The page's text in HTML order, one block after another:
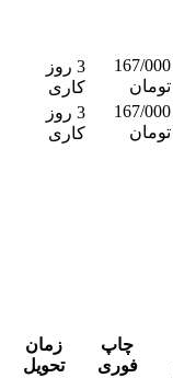
167/000
تومان
3 روز
کاری
167/000
تومان
3 روز
کاری
چاپ
فوری
زمان
تحویل